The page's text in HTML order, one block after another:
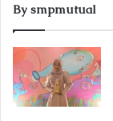
By smpmutual